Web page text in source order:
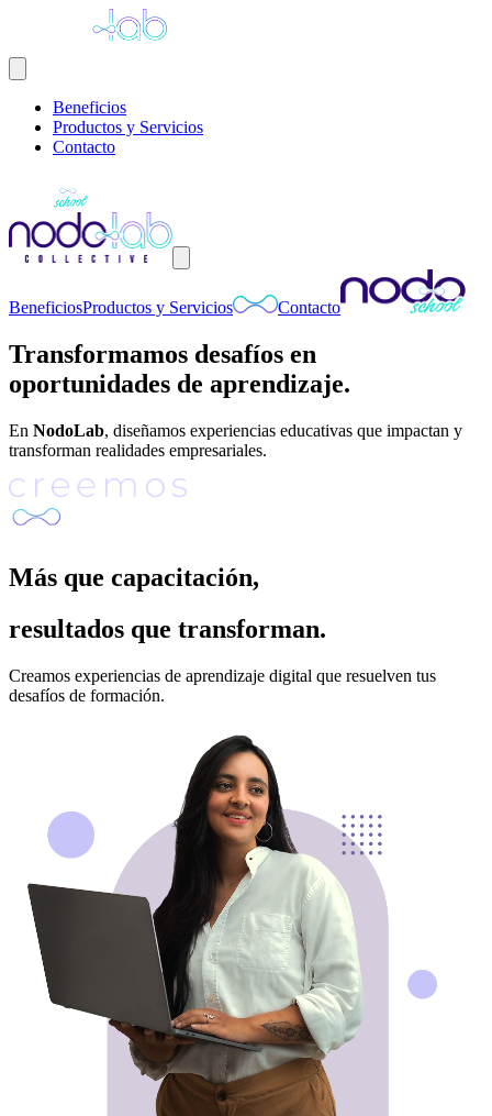
Beneficios
Productos y Servicios
Contacto
BeneficiosProductos y Servicios Contacto
Transformamos desafíos en
oportunidades de aprendizaje.
En NodoLab, diseñamos experiencias educativas que impactan y
transforman realidades empresariales.
Más que capacitación,
resultados que transforman.
Creamos experiencias de aprendizaje digital que resuelven tus
desafíos de formación.